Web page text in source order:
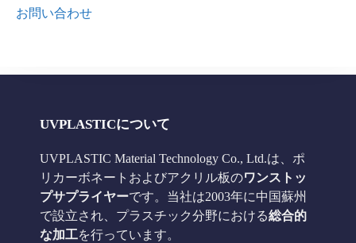
お問い合わせ
UVPLASTICについて
UVPLASTIC Material Technology Co., Ltd.は、ポ
リカーボネートおよびアクリル板のワンストッ
プサプライヤーです。当社は2003年に中国蘇州
で設立され、プラスチック分野における総合的
な加工を行っています。